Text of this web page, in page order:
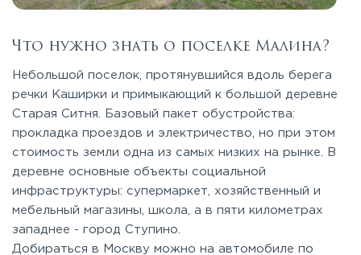
Что нужно знать о поселке Малина?
Небольшой поселок, протянувшийся вдоль берега
речки Каширки и примыкающий к большой деревне
Старая Ситня. Базовый пакет обустройства:
прокладка проездов и электричество, но при этом
стоимость земли одна из самых низких на рынке. В
деревне основные объекты социальной
инфраструктуры: супермаркет, хозяйственный и
мебельный магазины, школа, а в пяти километрах
западнее - город Ступино.
Добираться в Москву можно на автомобиле по